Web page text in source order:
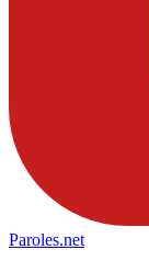
Paroles.net